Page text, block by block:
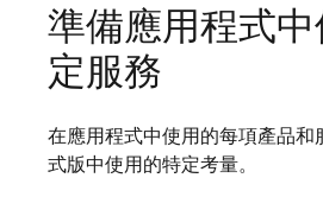
準備應用程式
定服務
在應用程式中使用的每項產品和
式版中使用的特定考量。